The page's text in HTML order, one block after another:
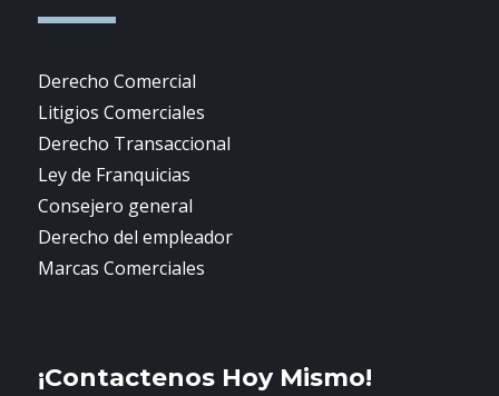
Derecho Comercial
Litigios Comerciales
Derecho Transaccional
Ley de Franquicias
Consejero general
Derecho del empleador
Marcas Comerciales
¡Contactenos Hoy Mismo!